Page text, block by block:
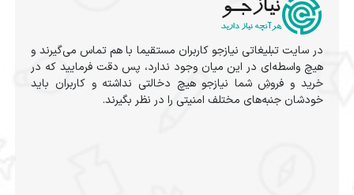
در سایت تبلیغاتی نیازجو کاربران مستقیما با هم تماس می‌گیرند و
هیچ واسطه‌ای در این میان وجود ندارد، پس دقت فرمایید که در
خرید و فروشِ شما نیازجو هیچ دخالتی نداشته و کاربران باید
خودشان جنبه‌های مختلف امنیتی را در نظر بگیرند.